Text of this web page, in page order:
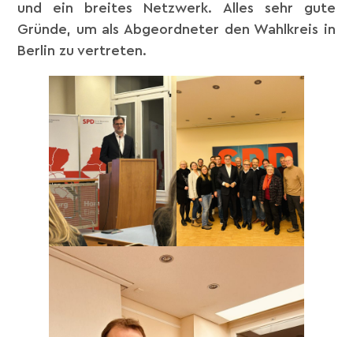
und ein breites Netzwerk. Alles sehr gute
Gründe, um als Abgeordneter den Wahlkreis in
Berlin zu vertreten.